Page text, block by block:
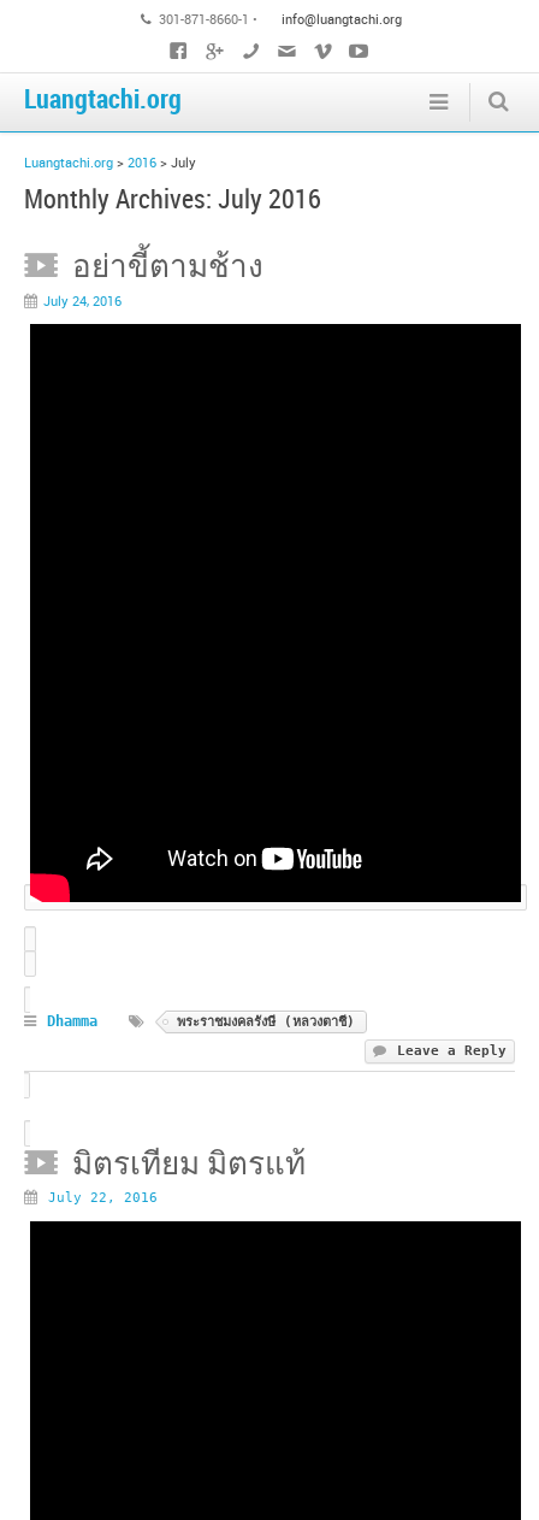
301-871-8660-1 • info@luangtachi.org
Luangtachi.org
Luangtachi.org > 2016 > July
Monthly Archives: July 2016
อย่าขี้ตามช้าง
July 24, 2016
Dhamma
พระราชมงคลรังษี (หลวงตาชี)
Leave a Reply
มิตรเทียม มิตรแท้
July 22, 2016